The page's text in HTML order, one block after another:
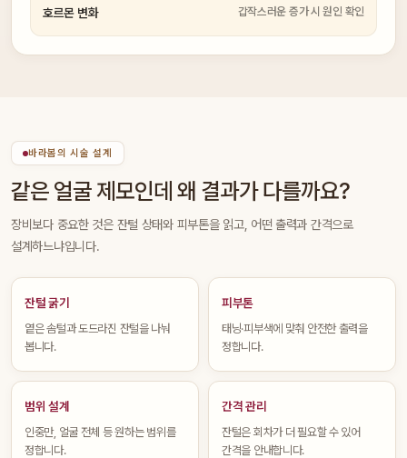
호르몬 변화 갑작스러운 증가 시 원인 확인
바라봄의 시술 설계
같은 얼굴 제모인데 왜 결과가 다를까요?
장비보다 중요한 것은 잔털 상태와 피부톤을 읽고, 어떤 출력과 간격으로
설계하느냐입니다.
잔털 굵기
옅은 솜털과 도드라진 잔털을 나눠
봅니다.
피부톤
태닝·피부색에 맞춰 안전한 출력을
정합니다.
범위 설계
인중만, 얼굴 전체 등 원하는 범위를
정합니다.
간격 관리
잔털은 회차가 더 필요할 수 있어
간격을 안내합니다.